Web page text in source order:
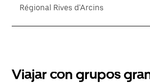
Régional Rives d'Arcins
Viajar con grupos